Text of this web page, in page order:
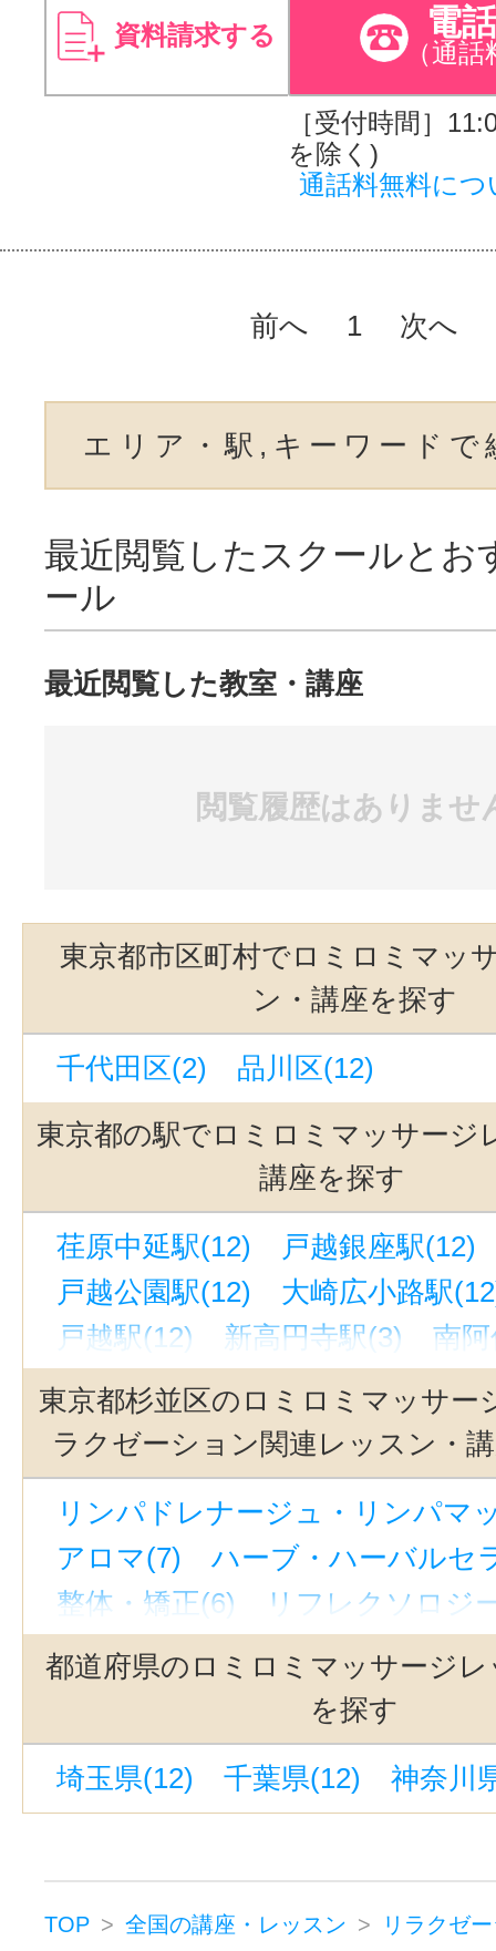
資料請求する 電
（通話
［受付時間］
を除く)
通話料無料につ
前へ 1 次へ
エリア・駅,キーワードで
最近閲覧したスクールとお
ール
最近閲覧した教室・講座
閲覧履歴はありませ
東京都市区町村でロミロミマッ
ン・講座を探す
千代田区(2)
品川区(12)
東京都の駅でロミロミマッサージ
講座を探す
荏原中延駅(12)
戸越銀座駅(12)
戸越公園駅(12)
大崎広小路駅
戸越駅(12)
新高円寺駅(3)
南
高円寺駅(3)
阿佐ケ谷駅(3)
小川町駅(東京)(2)
秋葉原駅(2)
神田駅(東京)(2)
淡路町駅(2)
新御茶ノ水駅(2)
東京都杉並区のロミロミマッサー
ラクゼーション関連レッスン・
リンパドレナージュ・リンパマ
アロマ(7)
ハーブ・ハーバルセ
整体・矯正(6)
リフレクソロジ
マッサージ(10)
フットケア・フットマッサージ
ボディケア・ボディマッサージ
ヘッドマッサージ・ヘッドスパ
都道府県のロミロミマッサージ
を探す
埼玉県(12) 千葉県(12) 神奈川
TOP 全国の講座・レッスン リラクゼ